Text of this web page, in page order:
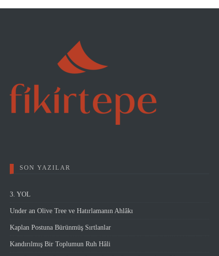
SON YAZILAR
3. YOL
Under an Olive Tree ve Hatırlamanın Ahlâkı
Kaplan Postuna Bürünmüş Sırtlanlar
Kandırılmış Bir Toplumun Ruh Hâli